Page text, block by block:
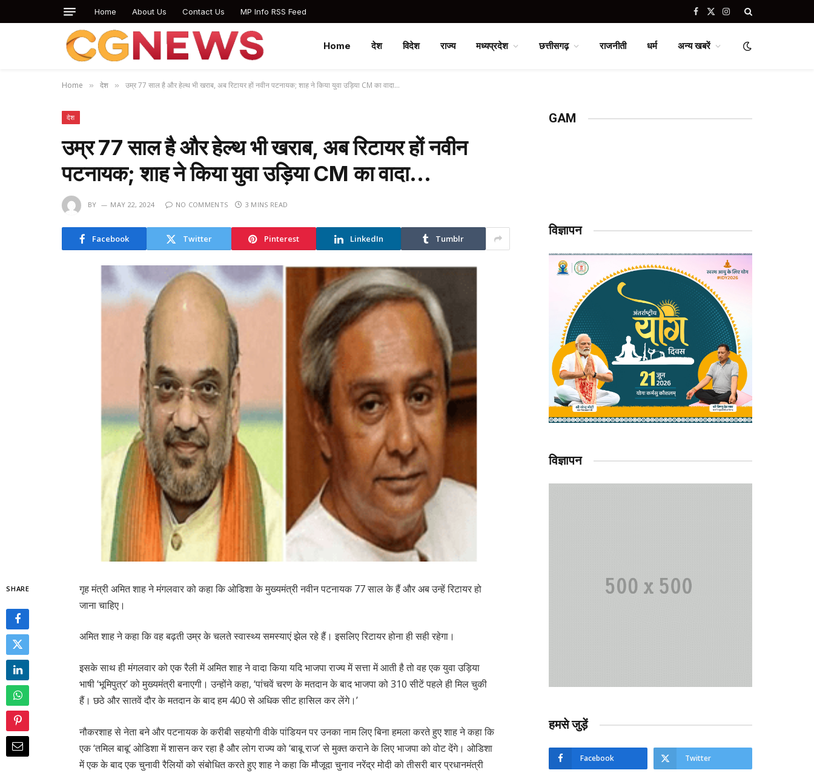
Home About Us Contact Us MP Info RSS Feed Facebook
X
Instagram
Home देश विदेश राज्य मध्यप्रदेश छत्तीसगढ़ राजनीती धर्म अन्य खबरें
Home » देश » उम्र 77 साल है और हेल्थ भी खराब, अब रिटायर हों नवीन पटनायक; शाह ने किया युवा उड़िया CM का वादा…
देश
उम्र 77 साल है और हेल्थ भी खराब, अब रिटायर हों नवीन
पटनायक; शाह ने किया युवा उड़िया CM का वादा…
BY MAY 22, 2024 NO COMMENTS 3 MINS READ
Facebook Twitter Pinterest LinkedIn Tumblr
SHARE
गृह मंत्री अमित शाह ने मंगलवार को कहा कि ओडिशा के मुख्यमंत्री नवीन पटनायक 77 साल के हैं और अब उन्हें रिटायर हो
जाना चाहिए।
अमित शाह ने कहा कि वह बढ़ती उम्र के चलते स्वास्थ्य समस्याएं झेल रहे हैं। इसलिए रिटायर होना ही सही रहेगा।
इसके साथ ही मंगलवार को एक रैली में अमित शाह ने वादा किया यदि भाजपा राज्य में सत्ता में आती है तो वह एक युवा उड़िया
भाषी ‘भूमिपुत्र’ को मुख्यमंत्री बनाएगी। उन्होंने कहा, ‘पांचवें चरण के मतदान के बाद भाजपा को 310 सीटें पहले ही मिल चुकी
हैं। छठे और सातवें दौर के मतदान के बाद हम 400 से अधिक सीट हासिल कर लेंगे।’
नौकरशाह से नेता बने और पटनायक के करीबी सहयोगी वीके पांडियन पर उनका नाम लिए बिना हमला करते हुए शाह ने कहा कि
एक ‘तमिल बाबू’ ओडिशा में शासन कर रहा है और लोग राज्य को ‘बाबू राज’ से मुक्त कराने के लिए भाजपा को वोट देंगे। ओडिशा
में एक के बाद एक चुनावी रैलियों को संबोधित करते हुए शाह ने कहा कि मौजूदा चुनाव नरेंद्र मोदी को तीसरी बार प्रधानमंत्री
GAM
विज्ञापन
विज्ञापन
हमसे जुड़ें
Facebook Twitter